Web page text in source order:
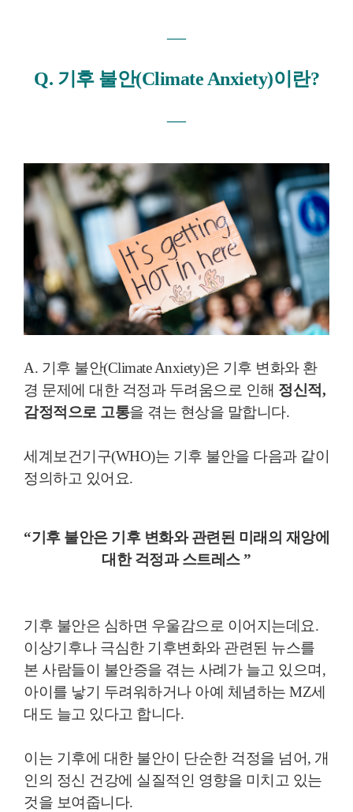
―
Q. 기후 불안(Climate Anxiety)이란?
―
A. 기후 불안(Climate Anxiety)은 기후 변화와 환
경 문제에 대한 걱정과 두려움으로 인해 정신적,
감정적으로 고통을 겪는 현상을 말합니다.
세계보건기구(WHO)는 기후 불안을 다음과 같이
정의하고 있어요.
“기후 불안은 기후 변화와 관련된 미래의 재앙에
대한 걱정과 스트레스 ”
기후 불안은 심하면 우울감으로 이어지는데요.
이상기후나 극심한 기후변화와 관련된 뉴스를
본 사람들이 불안증을 겪는 사례가 늘고 있으며,
아이를 낳기 두려워하거나 아예 체념하는 MZ세
대도 늘고 있다고 합니다.
이는 기후에 대한 불안이 단순한 걱정을 넘어, 개
인의 정신 건강에 실질적인 영향을 미치고 있는
것을 보여줍니다.